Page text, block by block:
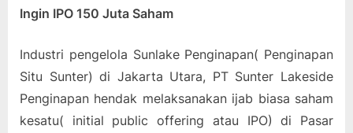
Ingin IPO 150 Juta Saham
Industri pengelola Sunlake Penginapan( Penginapan
Situ Sunter) di Jakarta Utara, PT Sunter Lakeside
Penginapan hendak melaksanakan ijab biasa saham
kesatu( initial public offering atau IPO) di Pasar